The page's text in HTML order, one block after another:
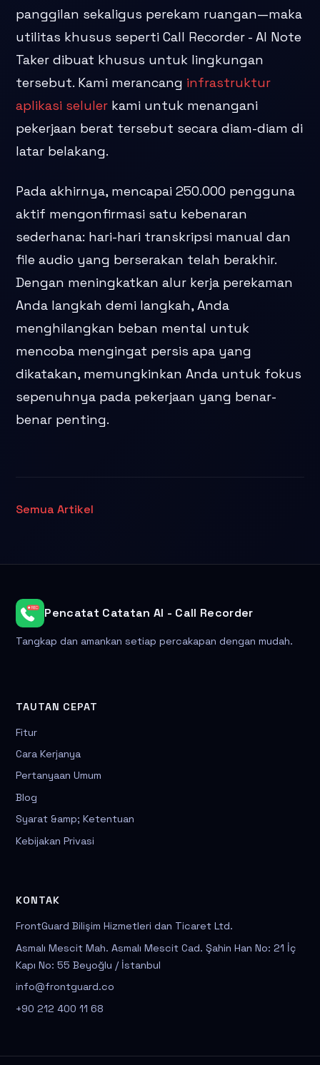
panggilan sekaligus perekam ruangan—maka
utilitas khusus seperti Call Recorder - AI Note
Taker dibuat khusus untuk lingkungan
tersebut. Kami merancang infrastruktur
aplikasi seluler kami untuk menangani
pekerjaan berat tersebut secara diam-diam di
latar belakang.
Pada akhirnya, mencapai 250.000 pengguna
aktif mengonfirmasi satu kebenaran
sederhana: hari-hari transkripsi manual dan
file audio yang berserakan telah berakhir.
Dengan meningkatkan alur kerja perekaman
Anda langkah demi langkah, Anda
menghilangkan beban mental untuk
mencoba mengingat persis apa yang
dikatakan, memungkinkan Anda untuk fokus
sepenuhnya pada pekerjaan yang benar-
benar penting.
Semua Artikel
Pencatat Catatan AI - Call Recorder
Tangkap dan amankan setiap percakapan dengan mudah.
TAUTAN CEPAT
Fitur
Cara Kerjanya
Pertanyaan Umum
Blog
Syarat &amp; Ketentuan
Kebijakan Privasi
KONTAK
FrontGuard Bilişim Hizmetleri dan Ticaret Ltd.
Asmalı Mescit Mah. Asmalı Mescit Cad. Şahin Han No: 21 İç
Kapı No: 55 Beyoğlu / İstanbul
info@frontguard.co
+90 212 400 11 68